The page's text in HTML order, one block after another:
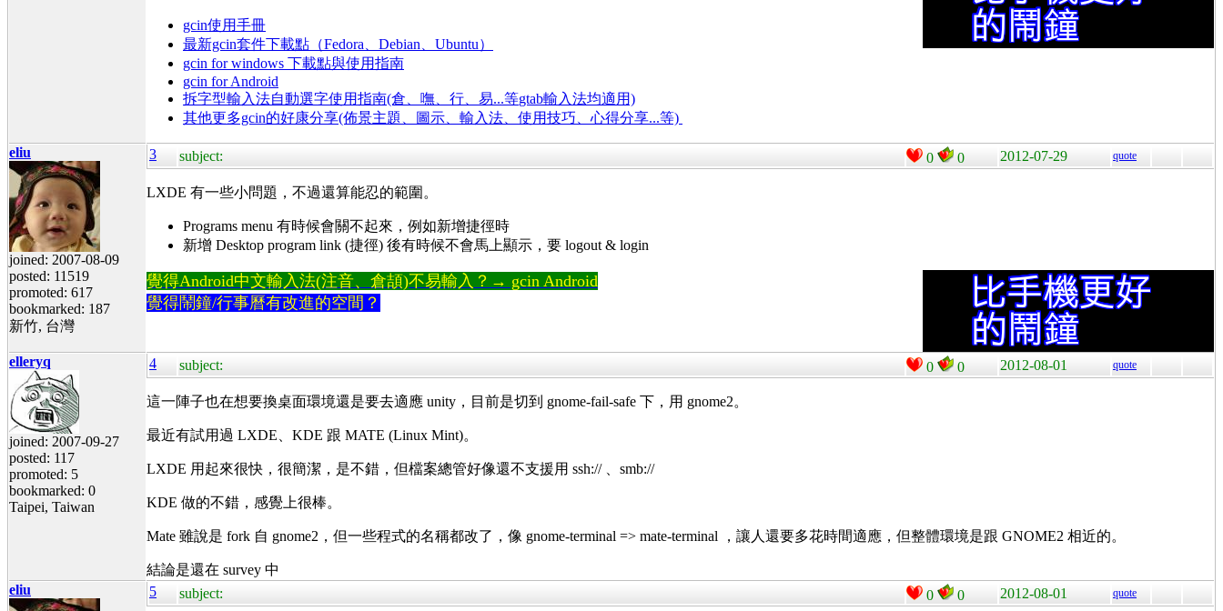
gcin使用手冊
最新gcin套件下載點（Fedora、Debian、Ubuntu）
gcin for windows 下載點與使用指南
gcin for Android
拆字型輸入法自動選字使用指南(倉、嘸、行、易...等gtab輸入法均適用)
其他更多gcin的好康分享(佈景主題、圖示、輸入法、使用技巧、心得分享...等)
eliu
joined: 2007-08-09
posted: 11519
promoted: 617
bookmarked: 187
新竹, 台灣
3 subject: 0 0 2012-07-29 quote
LXDE 有一些小問題，不過還算能忍的範圍。
Programs menu 有時候會關不起來，例如新增捷徑時
新增 Desktop program link (捷徑) 後有時候不會馬上顯示，要 logout & login
覺得Android中文輸入法(注音、倉頡)不易輸入？→ gcin Android
覺得鬧鐘/行事曆有改進的空間？
elleryq
joined: 2007-09-27
posted: 117
promoted: 5
bookmarked: 0
Taipei, Taiwan
4 subject: 0 0 2012-08-01 quote
這一陣子也在想要換桌面環境還是要去適應 unity，目前是切到 gnome-fail-safe 下，用 gnome2。
最近有試用過 LXDE、KDE 跟 MATE (Linux Mint)。
LXDE 用起來很快，很簡潔，是不錯，但檔案總管好像還不支援用 ssh:// 、smb://
KDE 做的不錯，感覺上很棒。
Mate 雖說是 fork 自 gnome2，但一些程式的名稱都改了，像 gnome-terminal => mate-terminal ，讓人還要多花時間適應，但整體環境是跟 GNOME2 相近的。
結論是還在 survey 中
eliu
5 subject: 0 0 2012-08-01 quote